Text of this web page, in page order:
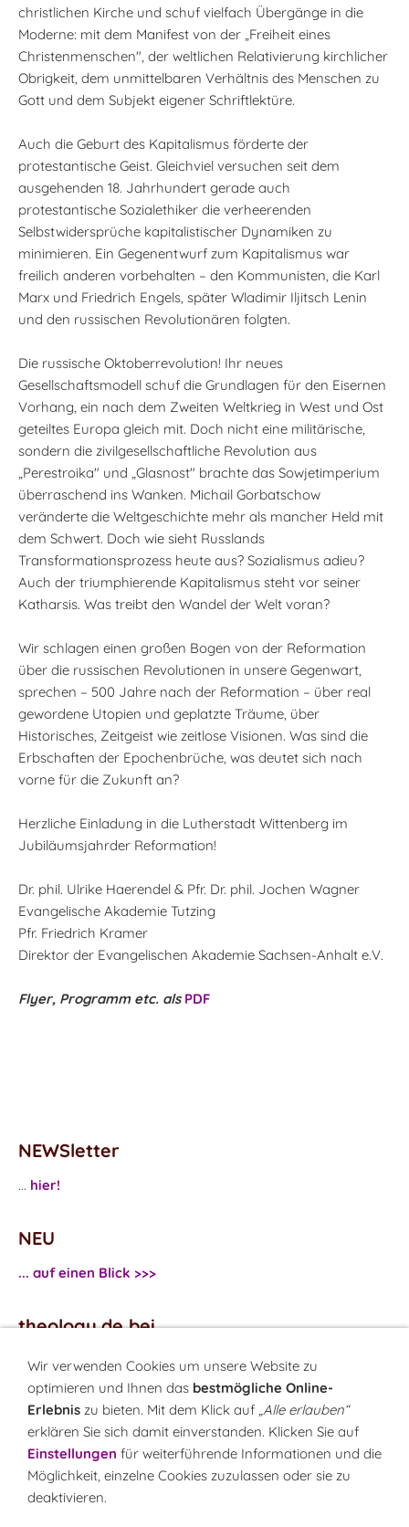
christlichen Kirche und schuf vielfach Übergänge in die
Moderne: mit dem Manifest von der „Freiheit eines
Christenmenschen", der weltlichen Relativierung kirchlicher
Obrigkeit, dem unmittelbaren Verhältnis des Menschen zu
Gott und dem Subjekt eigener Schriftlektüre.
Auch die Geburt des Kapitalismus förderte der
protestantische Geist. Gleichviel versuchen seit dem
ausgehenden 18. Jahrhundert gerade auch
protestantische Sozialethiker die verheerenden
Selbstwidersprüche kapitalistischer Dynamiken zu
minimieren. Ein Gegenentwurf zum Kapitalismus war
freilich anderen vorbehalten – den Kommunisten, die Karl
Marx und Friedrich Engels, später Wladimir Iljitsch Lenin
und den russischen Revolutionären folgten.
Die russische Oktoberrevolution! Ihr neues
Gesellschaftsmodell schuf die Grundlagen für den Eisernen
Vorhang, ein nach dem Zweiten Weltkrieg in West und Ost
geteiltes Europa gleich mit. Doch nicht eine militärische,
sondern die zivilgesellschaftliche Revolution aus
„Perestroika" und „Glasnost" brachte das Sowjetimperium
überraschend ins Wanken. Michail Gorbatschow
veränderte die Weltgeschichte mehr als mancher Held mit
dem Schwert. Doch wie sieht Russlands
Transformationsprozess heute aus? Sozialismus adieu?
Auch der triumphierende Kapitalismus steht vor seiner
Katharsis. Was treibt den Wandel der Welt voran?
Wir schlagen einen großen Bogen von der Reformation
über die russischen Revolutionen in unsere Gegenwart,
sprechen – 500 Jahre nach der Reformation – über real
gewordene Utopien und geplatzte Träume, über
Historisches, Zeitgeist wie zeitlose Visionen. Was sind die
Erbschaften der Epochenbrüche, was deutet sich nach
vorne für die Zukunft an?
Herzliche Einladung in die Lutherstadt Wittenberg im
Jubiläumsjahrder Reformation!
Dr. phil. Ulrike Haerendel & Pfr. Dr. phil. Jochen Wagner
Evangelische Akademie Tutzing
Pfr. Friedrich Kramer
Direktor der Evangelischen Akademie Sachsen-Anhalt e.V.
Flyer, Programm etc. als PDF
NEWSletter
... hier!
NEU
... auf einen Blick >>>
theology.de bei
...Facebook
...Twitter
Monatsrätsel
Rätseln & Gewinnen!
Wir verwenden Cookies um unsere Website zu
optimieren und Ihnen das bestmögliche Online-
Erlebnis zu bieten. Mit dem Klick auf „Alle erlauben“
erklären Sie sich damit einverstanden. Klicken Sie auf
Einstellungen für weiterführende Informationen und die
Möglichkeit, einzelne Cookies zuzulassen oder sie zu
deaktivieren.